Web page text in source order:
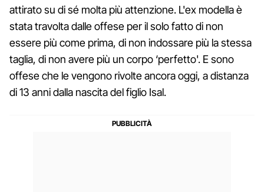
attirato su di sé molta più attenzione. L'ex modella è
stata travolta dalle offese per il solo fatto di non
essere più come prima, di non indossare più la stessa
taglia, di non avere più un corpo ‘perfetto'. E sono
offese che le vengono rivolte ancora oggi, a distanza
di 13 anni dalla nascita del figlio Isal.